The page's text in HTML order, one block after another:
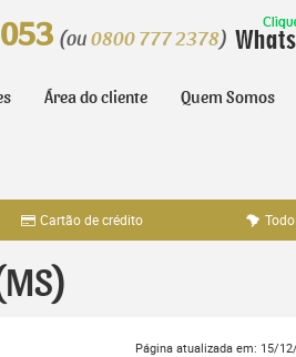
(ou 0800 777 2378)
Área do cliente Quem Somos
Cartão de crédito
Página atualizada em: 15/